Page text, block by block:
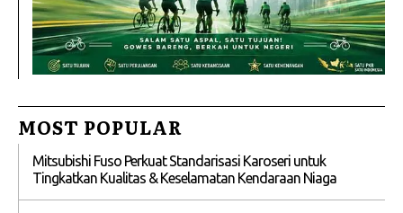
MOST POPULAR
Mitsubishi Fuso Perkuat Standarisasi Karoseri untuk
Tingkatkan Kualitas & Keselamatan Kendaraan Niaga